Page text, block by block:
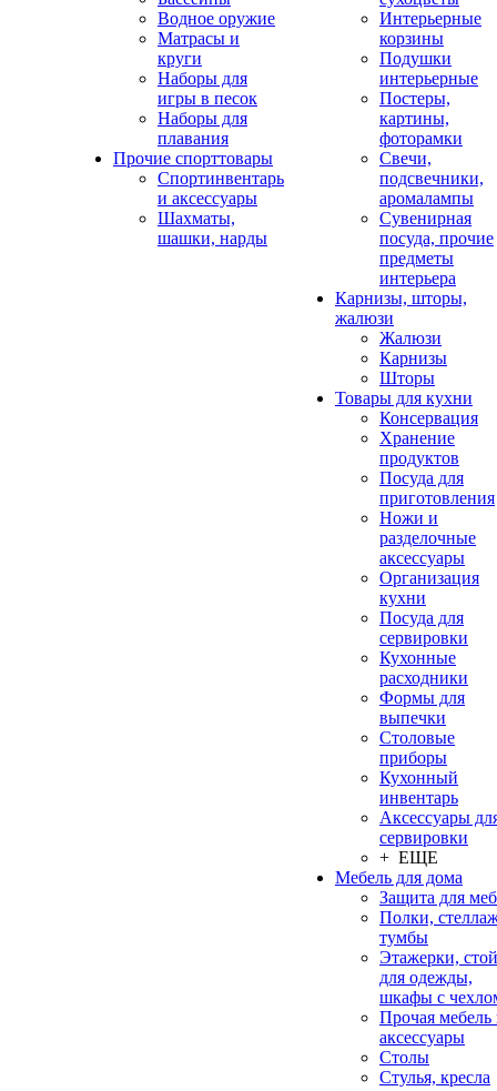
Водное оружие
Матрасы и
круги
Наборы для
игры в песок
Наборы для
плавания
Прочие спорттовары
Спортинвентарь
и аксессуары
Шахматы,
шашки, нарды
Интерьерные
корзины
Подушки
интерьерные
Постеры,
картины,
фоторамки
Свечи,
подсвечники,
аромалампы
Сувенирная
посуда, прочие
предметы
интерьера
Карнизы, шторы,
жалюзи
Жалюзи
Карнизы
Шторы
Товары для кухни
Консервация
Хранение
продуктов
Посуда для
приготовления
Ножи и
разделочные
аксессуары
Организация
кухни
Посуда для
сервировки
Кухонные
расходники
Формы для
выпечки
Столовые
приборы
Кухонный
инвентарь
Аксессуары
сервировки
+ ЕЩЕ
Мебель для дома
Защита для
Полки,
тумбы
Этажерки,
для одежды,
шкафы с
Прочая мебель
аксессуары
Столы
Стулья, кресла